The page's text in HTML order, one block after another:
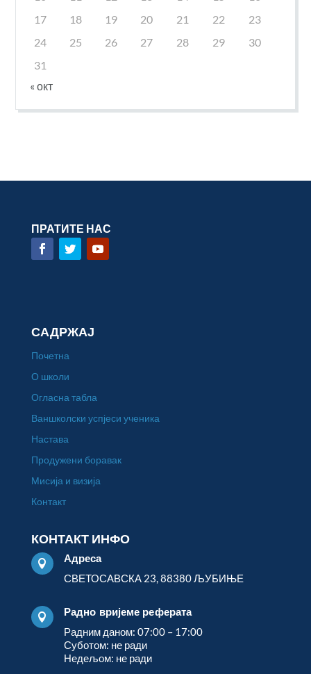
17
18 19 20 21 22
23
24
25 26 27 28 29
30
31
« окт
ПРАТИТЕ НАС
САДРЖАЈ
Почетна
О школи
Огласна табла
Ваншколски успјеси ученика
Настава
Продужени боравак
Мисија и визија
Контакт
КОНТАКТ ИНФО

Адреса
СВЕТОСАВСКА 23, 88380 ЉУБИЊЕ

Радно вријеме реферата
Радним даном: 07:00 – 17:00
Суботом: не ради
Недељом: не ради